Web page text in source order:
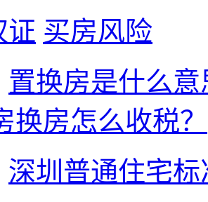
证 买房风险
置换房是什么
换房怎么收税？
深圳普通住宅标